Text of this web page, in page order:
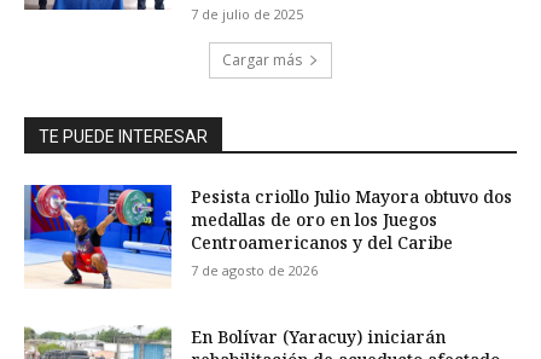
7 de julio de 2025
Cargar más
TE PUEDE INTERESAR
Pesista criollo Julio Mayora obtuvo dos
medallas de oro en los Juegos
Centroamericanos y del Caribe
7 de agosto de 2026
En Bolívar (Yaracuy) iniciarán